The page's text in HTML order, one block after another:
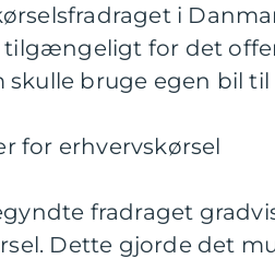
i
for det
bruge egen bil til
for erhvervskørsel
fradraget
Dette gjorde det